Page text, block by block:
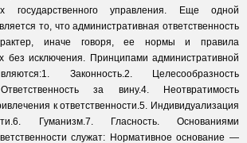
государственного управления. Еще одной
то, что административная ответственность
иначе говоря, ее нормы и правила
без исключения. Принципами административной
Законность.2. Целесообразность
Ответственность за вину.4. Неотвратимость
к ответственности.5. Индивидуализация
Гуманизм.7. Гласность. Основаниями
служат: Нормативное основание —